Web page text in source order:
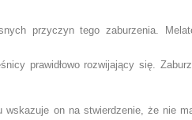
przyczyn tego zaburzenia.
prawidłowo rozwijający się.
on na stwierdzenie, że nie